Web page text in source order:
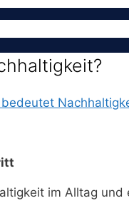
bedeutet
im Alltag und